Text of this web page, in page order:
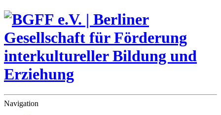
Navigation